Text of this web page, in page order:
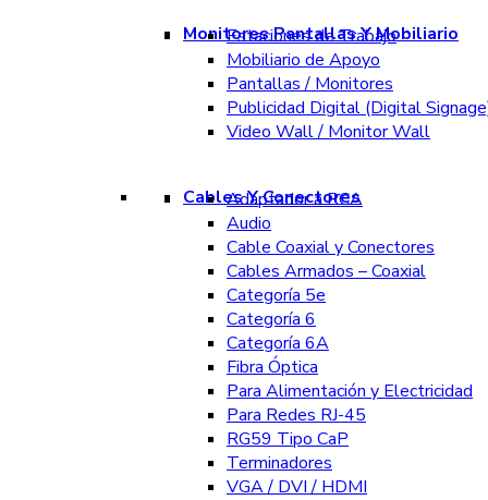
Monitores Pantallas Y Mobiliario
Estaciones de Trabajo
Mobiliario de Apoyo
Pantallas / Monitores
Publicidad Digital (Digital
Video Wall / Monitor Wall
Cables Y Conectores
Adaptador a RCA
Audio
Cable Coaxial y Conectores
Cables Armados – Coaxial
Categoría 5e
Categoría 6
Categoría 6A
Fibra Óptica
Para Alimentación y Electricidad
Para Redes RJ-45
RG59 Tipo CaP
Terminadores
VGA / DVI / HDMI